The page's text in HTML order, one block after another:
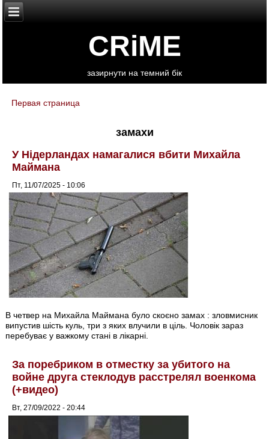
CRiME
зазирнути на темний бік
You are here
Первая страница
замахи
У Нідерландах намагалися вбити Михайла
Маймана
Пт, 11/07/2025 - 10:06
В четвер на Михайла Маймана було скоєно замах : зловмисник
випустив шість куль, три з яких влучили в ціль. Чоловік зараз
перебуває у важкому стані в лікарні.
За поребриком в отместку за убитого на
войне друга стеклодув расстрелял военкома
(+видео)
Вт, 27/09/2022 - 20:44